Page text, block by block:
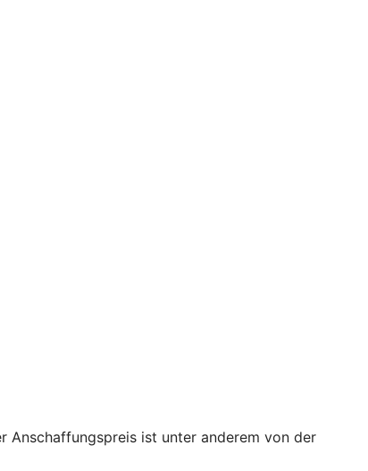
Anschaffungspreis ist unter anderem von der